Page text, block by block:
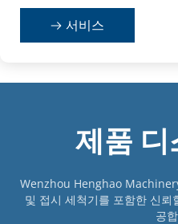
서비스
제품 디
Wenzhou Henghao
및 접시 세척기를 포함한 신뢰
공